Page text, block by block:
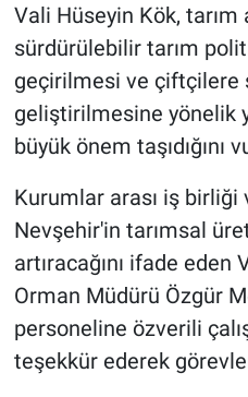
Vali Hüseyin Kök, tarım
sürdürülebilir tarım
geçirilmesi ve çiftçilere
geliştirilmesine yönelik
büyük önem taşıdığını
Kurumlar arası iş birliği
Nevşehir'in tarımsal
artıracağını ifade eden
Orman Müdürü Özgür
personeline özverili
teşekkür ederek